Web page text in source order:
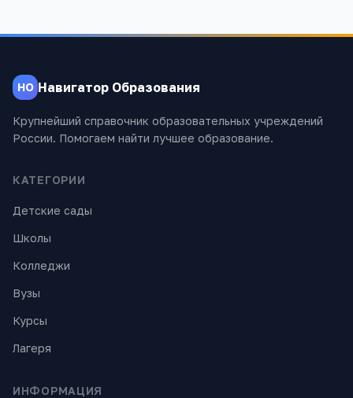
НО Навигатор Образования
Крупнейший справочник образовательных учреждений
России. Помогаем найти лучшее образование.
КАТЕГОРИИ
Детские сады
Школы
Колледжи
Вузы
Курсы
Лагеря
ИНФОРМАЦИЯ